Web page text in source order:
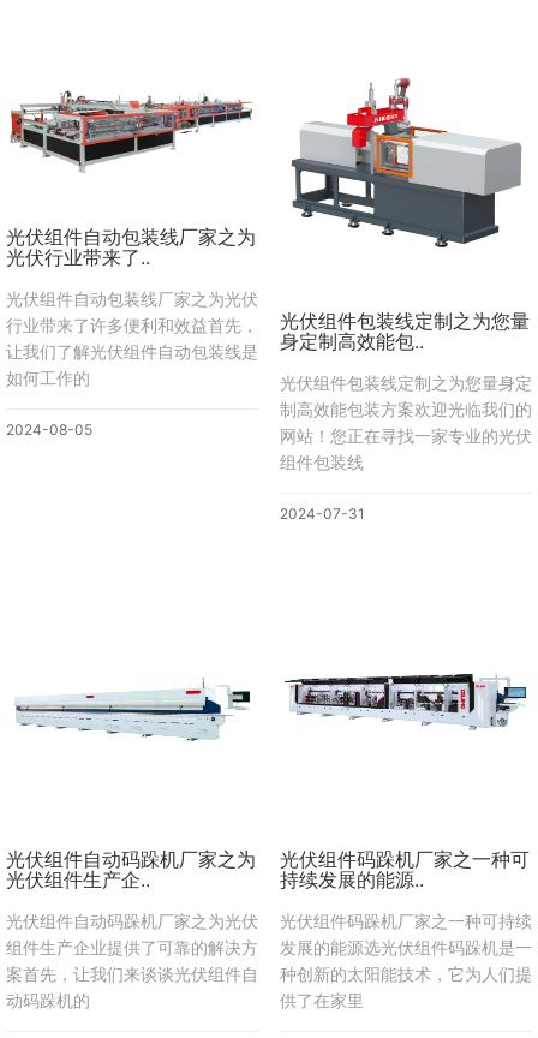
光伏组件自动包装线厂家之为
光伏行业带来了..
光伏组件自动包装线厂家之为光伏
行业带来了许多便利和效益首先，
让我们了解光伏组件自动包装线是
如何工作的
2024-08-05
光伏组件包装线定制之为您量
身定制高效能包..
光伏组件包装线定制之为您量身定
制高效能包装方案欢迎光临我们的
网站！您正在寻找一家专业的光伏
组件包装线
2024-07-31
光伏组件自动码跺机厂家之为
光伏组件生产企..
光伏组件自动码跺机厂家之为光伏
组件生产企业提供了可靠的解决方
案首先，让我们来谈谈光伏组件自
动码跺机的
光伏组件码跺机厂家之一种可
持续发展的能源..
光伏组件码跺机厂家之一种可持续
发展的能源选光伏组件码跺机是一
种创新的太阳能技术，它为人们提
供了在家里